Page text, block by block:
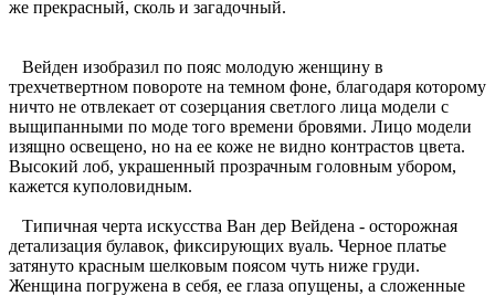
же прекрасный, сколь и загадочный.
Вейден изобразил по пояс молодую женщину в
трехчетвертном повороте на темном фоне, благодаря которому
ничто не отвлекает от созерцания светлого лица модели с
выщипанными по моде того времени бровями. Лицо модели
изящно освещено, но на ее коже не видно контрастов цвета.
Высокий лоб, украшенный прозрачным головным убором,
кажется куполовидным.
Типичная черта искусства Ван дер Вейдена - осторожная
детализация булавок, фиксирующих вуаль. Черное платье
затянуто красным шелковым поясом чуть ниже груди.
Женщина погружена в себя, ее глаза опущены, а сложенные